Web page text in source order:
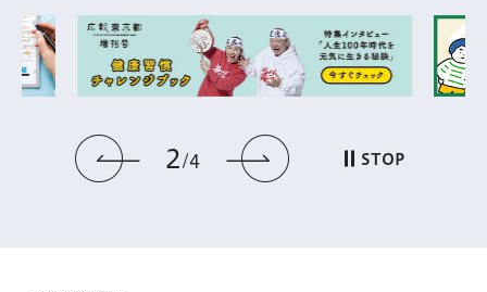
前のスライドを表示
2 4 次のスライドを表
STOP